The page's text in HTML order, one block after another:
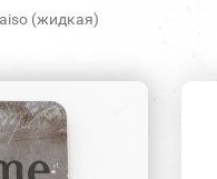
(жидкая)